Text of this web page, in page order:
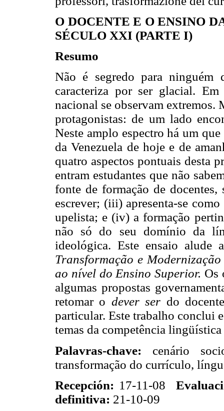
O DOCENTE E O ENSINO
SÉCULO XXI (PARTE I)
Resumo
Não é segredo para ninguém
caracteriza por ser glacial.
nacional se observam extremos.
protagonistas: de um lado
Neste amplo espectro há um
da Venezuela de hoje e de
quatro aspectos pontuais desta
entram estudantes que não
fonte de formação de docentes,
escrever; (iii) apresenta-se
upelista; e (iv) a formação
não só do seu domínio da
ideológica. Este ensaio alude
Transformação e Modernização
ao nível do Ensino Superior. Os
algumas propostas
retomar o dever ser do
particular. Este trabalho conclui
temas da competência
Palavras-chave: cenário
transformação do currículo,
Recepción: 17-11-08
definitiva: 21-10-09